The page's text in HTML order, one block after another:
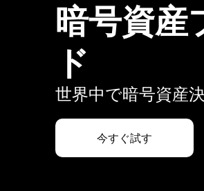
暗号資産
ド
世界中で暗号資産
今すぐ試す